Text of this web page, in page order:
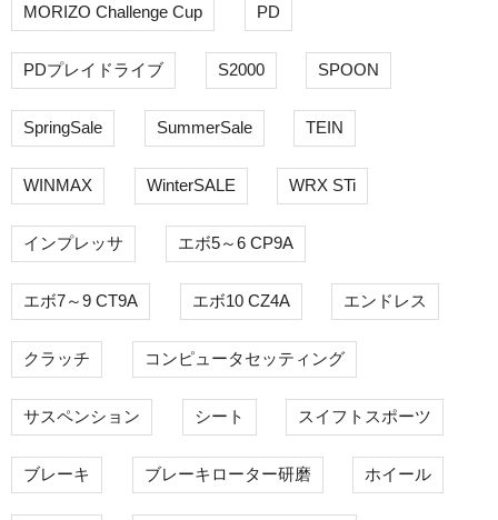
MORIZO Challenge Cup PD
PDプレイドライブ S2000 SPOON
SpringSale SummerSale TEIN
WINMAX WinterSALE WRX STi
インプレッサ エボ5～6 CP9A
エボ7～9 CT9A エボ10 CZ4A エンドレス
クラッチ コンピュータセッティング
サスペンション シート スイフトスポーツ
ブレーキ ブレーキローター研磨 ホイール